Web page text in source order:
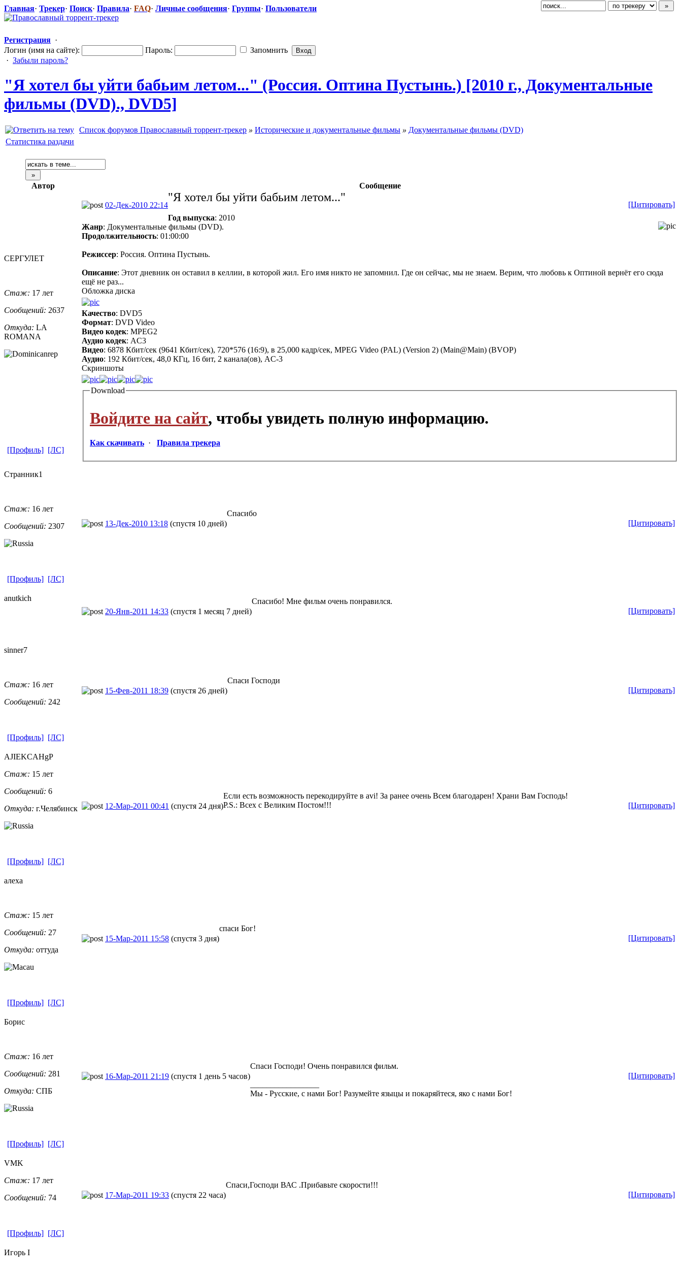
Главная· Трекер· Поиск· Правила· FAQ· Личные сообщения· Группы· Пользователи
Регистрация ·
Логин (имя на сайте):
Пароль:
Запомнить
· Забыли пароль?
"Я хотел бы уйти бабьим летом..." (Россия. Оптина Пустынь.) [2010 г., Документальн​ые
фильмы (DVD)., DVD5]
Список форумов Православный торрент-трекер » Исторические и документальные фильмы » Документальные фильмы (DVD)
Статистика раздачи
Автор Сообщение
СЕРГУЛЕТ
Стаж: 17 лет
Сообщений: 2637
Откуда: LA
ROMANA
02-Дек-2010 22:14 [Цитировать]
"Я хотел бы уйти бабьим летом..."
Год выпуска: 2010
Жанр: Документальные фильмы (DVD).
Продолжительность: 01:00:00
Режиссер: Россия. Оптина Пустынь.
Описание: Этот дневник он оставил в келлии, в которой жил. Его имя никто не запомнил. Где он сейчас, мы не знаем. Верим, что любовь к Оптиной вернёт его сюда
ещё не раз...
Обложка диска
Качество: DVD5
Формат: DVD Video
Видео кодек: MPEG2
Аудио кодек: AC3
Видео: 6878 Кбит/сек (9641 Кбит/сек), 720*576 (16:9), в 25,000 кадр/сек, MPEG Video (PAL) (Version 2) (Main@Main) (BVOP)
Аудио: 192 Кбит/сек, 48,0 КГц, 16 бит, 2 канала(ов), AC-3
Скриншоты
Download
Войдите на сайт, чтобы увидеть полную информацию.
Как скачивать · Правила трекера
[Профиль] [ЛС]
Странник1
Стаж: 16 лет
Сообщений: 2307 13-Дек-2010 13:18 (спустя 10 дней) [Цитировать]
Спасибо
[Профиль] [ЛС]
anutkich
20-Янв-2011 14:33 (спустя 1 месяц 7 дней) [Цитировать]
Спасибо! Мне фильм очень понравился.
sinner7
Стаж: 16 лет
Сообщений: 242
15-Фев-2011 18:39 (спустя 26 дней) [Цитировать]
Спаси Господи
[Профиль] [ЛС]
AJIEKCAHgP
Стаж: 15 лет
Сообщений: 6
Откуда: г.Челябинск 12-Мар-2011 00:41 (спустя 24 дня) [Цитировать]
Если есть возможность перекодируйте в avi! За ранее очень Всем благодарен! Храни Вам Господь!
P.S.: Всех с Великим Постом!!!
[Профиль] [ЛС]
алеха
Стаж: 15 лет
Сообщений: 27
Откуда: оттуда
15-Мар-2011 15:58 (спустя 3 дня) [Цитировать]
спаси Бог!
[Профиль] [ЛС]
Борис
Стаж: 16 лет
Сообщений: 281
Откуда: СПБ
16-Мар-2011 21:19 (спустя 1 день 5 часов) [Цитировать]
Спаси Господи! Очень понравился фильм.
Мы - Русские, с нами Бог! Разумейте языцы и покаряйтеся, яко с нами Бог!
[Профиль] [ЛС]
VMK
Стаж: 17 лет
Сообщений: 74 17-Мар-2011 19:33 (спустя 22 часа) [Цитировать]
Спаси,Господи ВАС .Прибавьте скорости!!!
[Профиль] [ЛС]
Игорь I